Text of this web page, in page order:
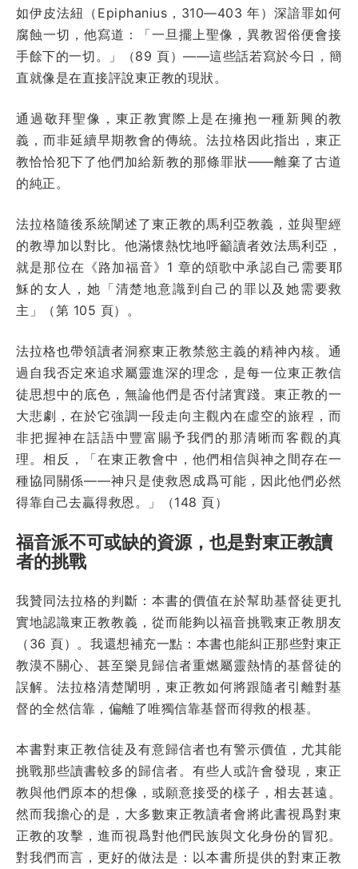
如伊皮法紐（Epiphanius，310—403 年）深諳罪如何
腐蝕一切，他寫道：「一旦擺上聖像，異教習俗便會接
手餘下的一切。」（89 頁）——這些話若寫於今日，簡
直就像是在直接評說東正教的現狀。
通過敬拜聖像，東正教實際上是在擁抱一種新興的教
義，而非延續早期教會的傳統。法拉格因此指出，東正
教恰恰犯下了他們加給新教的那條罪狀——離棄了古道
的純正。
法拉格隨後系統闡述了東正教的馬利亞教義，並與聖經
的教導加以對比。他滿懷熱忱地呼籲讀者效法馬利亞，
就是那位在《路加福音》1 章的頌歌中承認自己需要耶
穌的女人，她「清楚地意識到自己的罪以及她需要救
主」（第 105 頁）。
法拉格也帶領讀者洞察東正教禁慾主義的精神內核。通
過自我否定來追求屬靈進深的理念，是每一位東正教信
徒思想中的底色，無論他們是否付諸實踐。東正教的一
大悲劇，在於它強調一段走向主觀內在虛空的旅程，而
非把握神在話語中豐富賜予我們的那清晰而客觀的真
理。相反，「在東正教會中，他們相信與神之間存在一
種協同關係——神只是使救恩成爲可能，因此他們必然
得靠自己去贏得救恩。」（148 頁）
福音派不可或缺的資源，也是對東正教讀
者的挑戰
我贊同法拉格的判斷：本書的價值在於幫助基督徒更扎
實地認識東正教教義，從而能夠以福音挑戰東正教朋友
（36 頁）。我還想補充一點：本書也能糾正那些對東正
教漠不關心、甚至樂見歸信者重燃屬靈熱情的基督徒的
誤解。法拉格清楚闡明，東正教如何將跟隨者引離對基
督的全然信靠，偏離了唯獨信靠基督而得救的根基。
本書對東正教信徒及有意歸信者也有警示價值，尤其能
挑戰那些讀書較多的歸信者。有些人或許會發現，東正
教與他們原本的想像，或願意接受的樣子，相去甚遠。
然而我擔心的是，大多數東正教讀者會將此書視爲對東
正教的攻擊，進而視爲對他們民族與文化身份的冒犯。
對我們而言，更好的做法是：以本書所提供的對東正教